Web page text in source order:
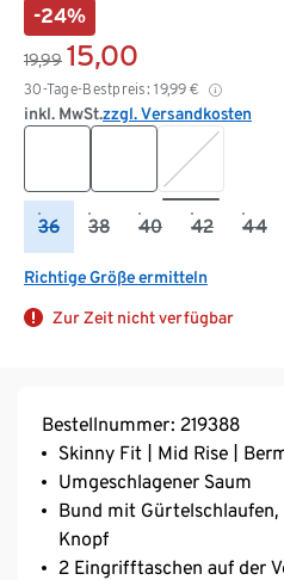
-24%
19,99 15,00
30-Tage-Bestpreis: 19,99 €
inkl. MwSt.zzgl. Versandkosten
36 38 40 42 44
Richtige Größe ermitteln
Zur Zeit nicht verfügbar
Bestellnummer: 219388
Skinny Fit | Mid Rise |
Umgeschlagener Saum
Bund mit Gürtelschlaufen,
Knopf
2 Eingrifftaschen auf der